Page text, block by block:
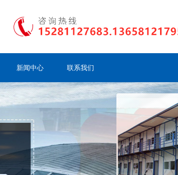
新闻中心 联系我们